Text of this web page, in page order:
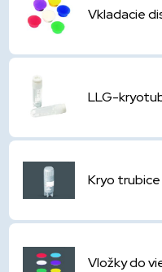
Vkladacie
LLG-
Kryo
Vložky do